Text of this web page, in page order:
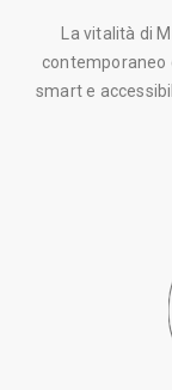
La vitalità di
contemporaneo
smart e